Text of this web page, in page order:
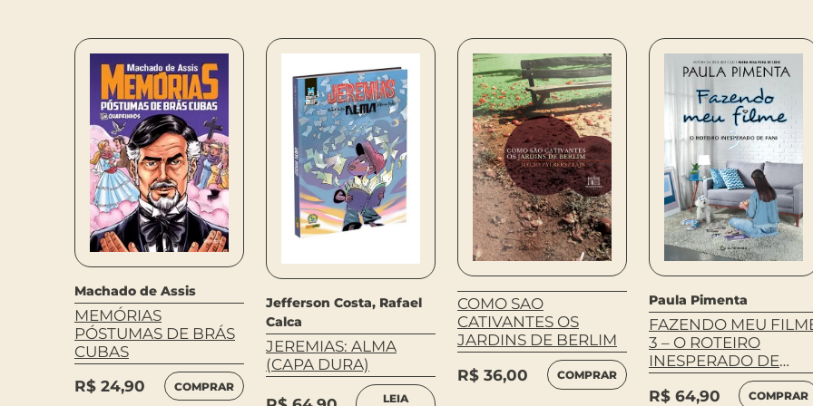
Machado de Assis
MEMÓRIAS
PÓSTUMAS DE BRÁS
CUBAS
R$ 24,90 COMPRAR
Jefferson Costa, Rafael
Calca
JEREMIAS: ALMA
(CAPA DURA)
LEIA
COMO SAO
CATIVANTES OS
JARDINS DE BERLIM
R$ 36,00 COMPRAR
Paula Pimenta
FAZENDO MEU
3 – O ROTEIRO
INESPERADO DE
FANI
R$ 64,90 COMPRAR